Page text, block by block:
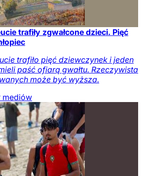
trafiły zgwałcone dzieci. Pięć
trafiło pięć dziewczynek i jeden
paść ofiarą gwałtu. Rzeczywista
może być wyższa.
mediów